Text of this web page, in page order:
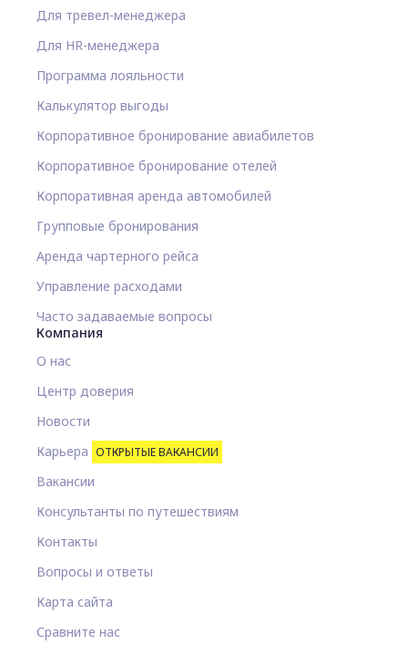
Для тревел-менеджера
Для HR-менеджера
Программа лояльности
Калькулятор выгоды
Корпоративное бронирование авиабилетов
Корпоративное бронирование отелей
Корпоративная аренда автомобилей
Групповые бронирования
Аренда чартерного рейса
Управление расходами
Часто задаваемые вопросы
Компания
О нас
Центр доверия
Новости
Карьера ОТКРЫТЫЕ ВАКАНСИИ
Вакансии
Консультанты по путешествиям
Контакты
Вопросы и ответы
Карта сайта
Сравните нас